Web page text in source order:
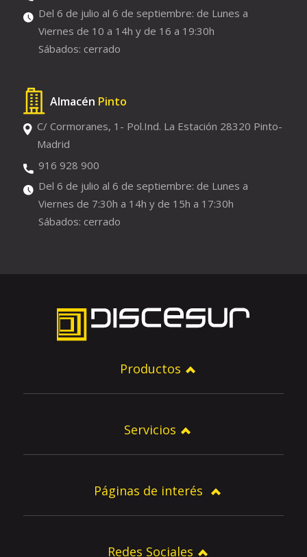
Del 6 de julio al 6 de septiembre: de Lunes a
Viernes de 10 a 14h y de 16 a 19:30h
Sábados: cerrado
Almacén Pinto
C/ Cormoranes, 1- Pol.Ind. La Estación 28320 Pinto-
Madrid
916 928 900
Del 6 de julio al 6 de septiembre: de Lunes a
Viernes de 7:30h a 14h y de 15h a 17:30h
Sábados: cerrado
Productos
Servicios
Páginas de interés
Redes Sociales